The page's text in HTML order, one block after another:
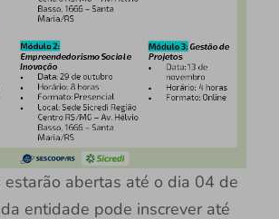
estarão abertas até o dia 04 de
entidade pode inscrever até